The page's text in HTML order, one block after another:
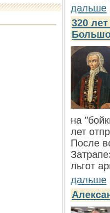
дальше
320
на
лет
После
льгот
дальше